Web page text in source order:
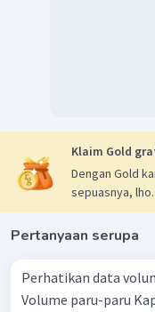
Klaim Gold
Dengan Gold
sepuasnya, lho.
Pertanyaan serupa
Perhatikan data
Volume paru-paru Kapasitas 1. Volume tidal 500 mL 2.